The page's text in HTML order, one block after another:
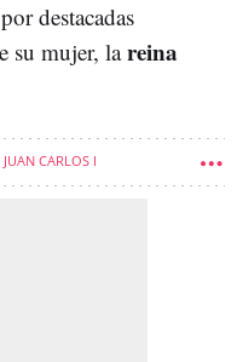
destacadas
su mujer, lareina
JUAN CARLOS I